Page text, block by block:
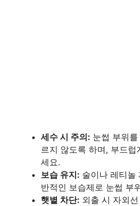
세수 시 주의: 눈썹 부위
르지 않도록 하며, 부드럽
세요.
보습 유지: 술이나 레티놀
반적인 보습제로 눈썹 부
햇볕 차단: 외출 시 자외